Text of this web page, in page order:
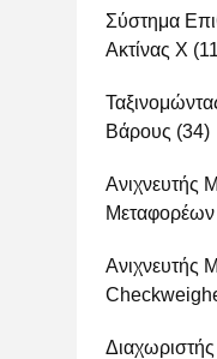
Σύστημα
Ακτίνας X
Βάρους (34)
Ανιχνευτής
Μεταφορέων
Ανιχνευτής